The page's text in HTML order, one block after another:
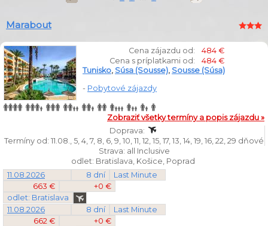
Marabout
Cena zájazdu od:
484 €
Cena s príplatkami od:
484 €
Tunisko, Súsa (Sousse), Sousse (Súsa)
- Pobytové zájazdy
Zobraziť všetky termíny a popis zájazdu »
Doprava:
Termíny od: 11.08., 5, 4, 7, 8, 6, 9, 10, 11, 12, 15, 17, 13, 14, 19, 16, 22, 29 dňové
Strava: all Inclusive
odlet: Bratislava, Košice, Poprad
11.08.2026
8 dní
Last Minute
663 €
+0 €
odlet: Bratislava
11.08.2026
8 dní
Last Minute
662 €
+0 €